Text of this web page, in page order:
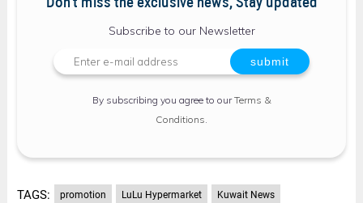
Don't miss the exclusive news, Stay updated
Subscribe to our Newsletter
By subscribing you agree to ourTerms &
Conditions
TAGS: promotion LuLu Hypermarket Kuwait News